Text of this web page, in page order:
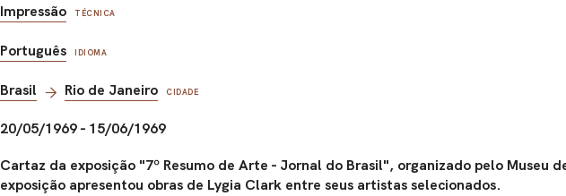
Impressão TÉCNICA
Português IDIOMA
Brasil Rio de Janeiro CIDADE
20/05/1969 - 15/06/1969
Cartaz da exposição "7º Resumo de Arte - Jornal do Brasil", organizado pelo Museu
exposição apresentou obras de Lygia Clark entre seus artistas selecionados.